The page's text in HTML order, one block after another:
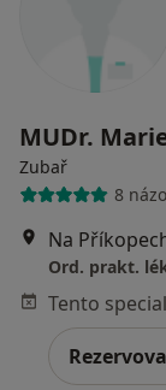
MUDr.
Zubař
8
Na
Ord. prakt.